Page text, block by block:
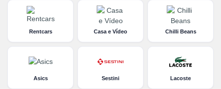
Rentcars Casa e Vídeo Chilli Beans
Asics Sestini Lacoste